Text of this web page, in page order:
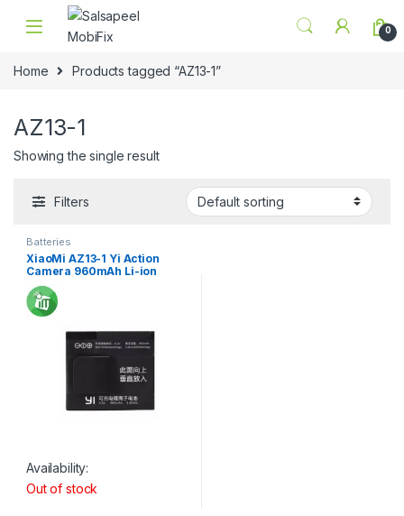
Skip to navigation
Skip to content
0
Home Products tagged “AZ13-1”
AZ13-1
Showing the single result
Filters
Batteries
XiaoMi AZ13-1 Yi Action
Camera 960mAh Li-ion
Back-up Battery
Availability:
Out of stock